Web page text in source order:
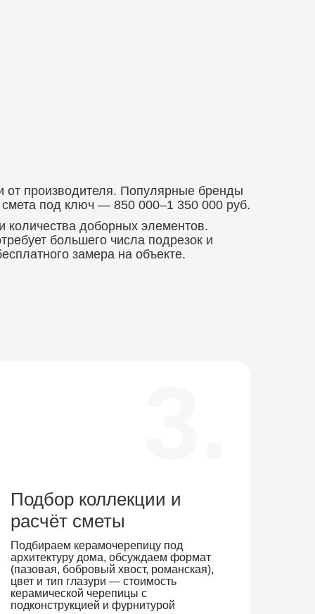
от производителя. Популярные бренды
под ключ — 850 000–1 350 000 руб.
количества доборных элементов.
большего числа подрезок и
замера на объекте.
Подбор коллекции и
расчёт сметы
Подбираем керамочерепицу под
архитектуру дома, обсуждаем формат
(пазовая, бобровый хвост, романская),
цвет и тип глазури — стоимость
керамической черепицы с
подконструкцией и фурнитурой